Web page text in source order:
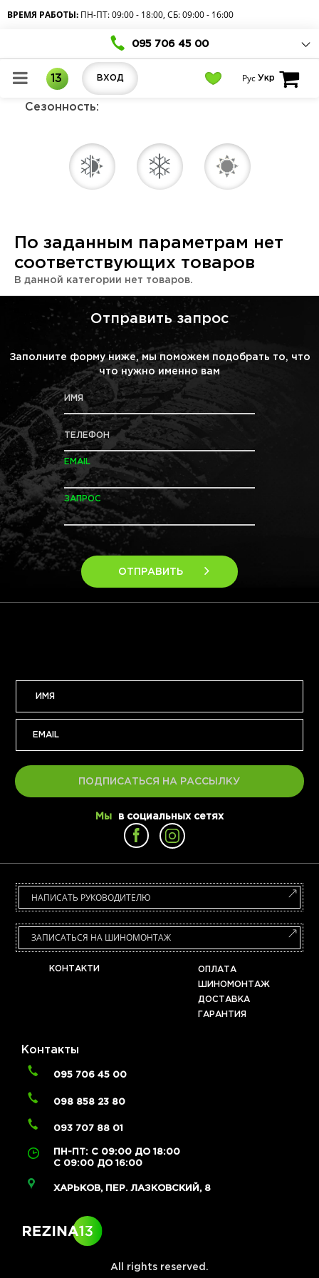
ВРЕМЯ РАБОТЫ: ПН-ПТ: 09:00 - 18:00, СБ: 09:00 - 16:00
095 706 45 00
13 ВХОД Рус Укр
Сезонность:
По заданным параметрам нет
соответствующих товаров
В данной категории нет товаров.
Отправить запрос
Заполните форму ниже, мы поможем подобрать то, что
что нужно именно вам
ИМЯ
ТЕЛЕФОН
EMAIL
ЗАПРОС
ОТПРАВИТЬ
ПОДПИСАТЬСЯ НА РАССЫЛКУ
Мы в социальных сетях
НАПИСАТЬ РУКОВОДИТЕЛЮ
ЗАПИСАТЬСЯ НА ШИНОМОНТАЖ
КОНТАКТИ
ОПЛАТА
ШИНОМОНТАЖ
ДОСТАВКА
ГАРАНТИЯ
Контакты
095 706 45 00
098 858 23 80
093 707 88 01
ПН-ПТ: С 09:00 ДО 18:00
С 09:00 ДО 16:00
ХАРЬКОВ, ПЕР. ЛАЗКОВСКИЙ, 8
All rights reserved.